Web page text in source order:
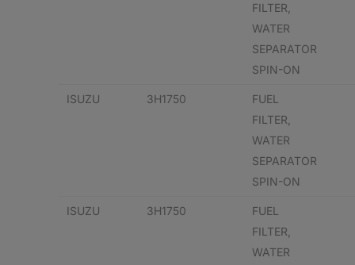
FILTER,
WATER
SEPARATOR
SPIN-ON
ISUZU 3H1750
FUEL
FILTER,
WATER
SEPARATOR
SPIN-ON
ISUZU 3H1750
FUEL
FILTER,
WATER